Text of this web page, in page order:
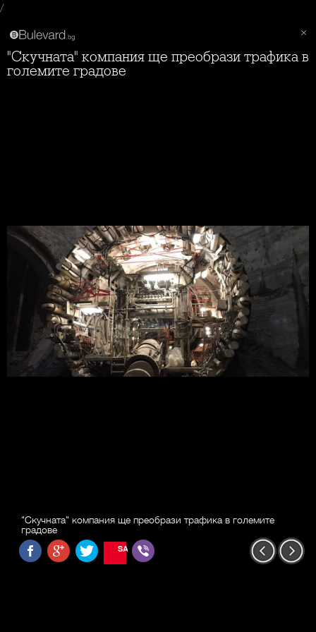
/
"Скучната" компания ще преобрази трафика в
големите градове
"Скучната" компания ще преобрази трафика в големите
градове
SAVE